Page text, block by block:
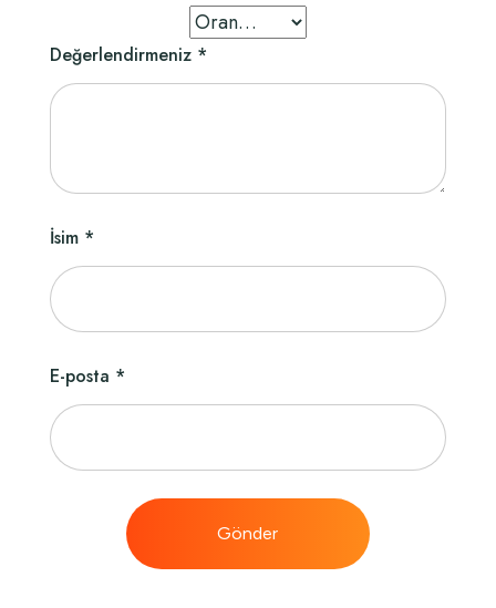
Değerlendirmeniz *
İsim *
E-posta *